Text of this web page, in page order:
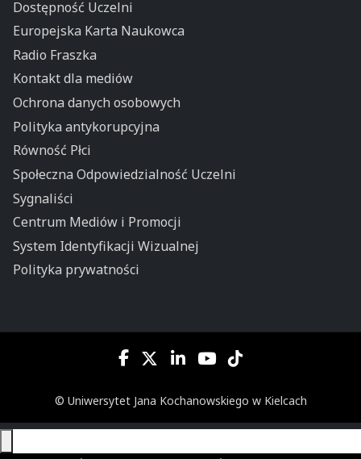
Dostępność Uczelni
Europejska Karta Naukowca
Radio Fraszka
Kontakt dla mediów
Ochrona danych osobowych
Polityka antykorupcyjna
Równość Płci
Społeczna Odpowiedzialność Uczelni
Sygnaliści
Centrum Mediów i Promocji
System Identyfikacji Wizualnej
Polityka prywatności
© Uniwersytet Jana Kochanowskiego w Kielcach